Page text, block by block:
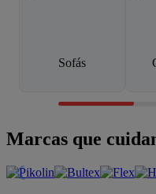
Sofás
Marcas que